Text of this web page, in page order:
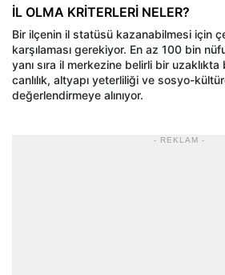
İL OLMA KRİTERLERİ NELER?
Bir ilçenin il statüsü kazanabilmesi için
karşılaması gerekiyor. En az 100 bin
yanı sıra il merkezine belirli bir uzaklıkta
canlılık, altyapı yeterliliği ve sosyo-
değerlendirmeye alınıyor.
- REKLAM -